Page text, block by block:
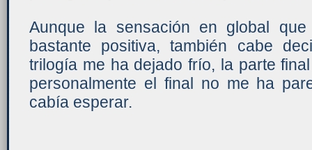
Aunque la sensación en global
bastante positiva, también cabe
trilogía me ha dejado frío, la parte
personalmente el final no me ha
cabía esperar.